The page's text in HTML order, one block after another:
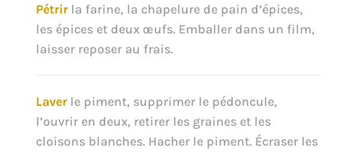
Pétrirla farine, la chapelure de pain d’épices,
les épices et deux œufs. Emballer dans un film,
laisser reposer au frais.
Laverle piment, supprimer le pédoncule,
l’ouvrir en deux, retirer les graines et les
cloisons blanches. Hacher le piment. Écraser les